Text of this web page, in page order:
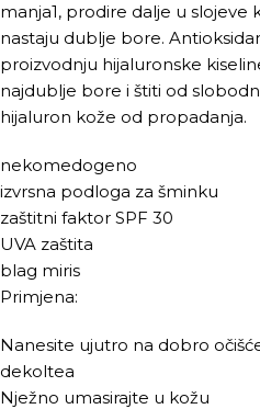
manja1, prodire dalje u
nastaju dublje bore.
proizvodnju hijaluronske
najdublje bore i štiti od
hijaluron kože od propadanja.
nekomedogeno
izvrsna podloga za šminku
zaštitni faktor SPF 30
UVA zaštita
blag miris
Primjena:
Nanesite ujutro na dobro
dekoltea
Nježno umasirajte u kožu